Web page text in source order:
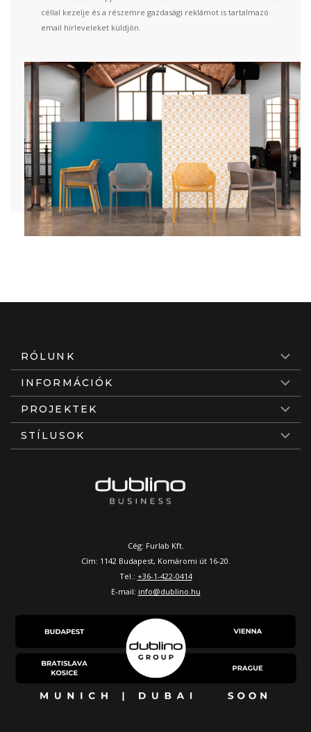
céllal kezelje és a részemre gazdasági reklámot is tartalmazó
email hírleveleket küldjön.
RÓLUNK
INFORMÁCIÓK
PROJEKTEK
STÍLUSOK
Cég: Furlab Kft.
Cím: 1142 Budapest, Komáromi út 16-20.
Tel.: +36-1-422-0414
E-mail: info@dublino.hu